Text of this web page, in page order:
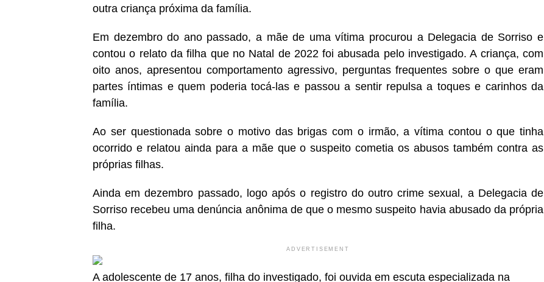
outra criança próxima da família.
Em dezembro do ano passado, a mãe de uma vítima procurou a Delegacia de Sorriso e
contou o relato da filha que no Natal de 2022 foi abusada pelo investigado. A criança, com
oito anos, apresentou comportamento agressivo, perguntas frequentes sobre o que eram
partes íntimas e quem poderia tocá-las e passou a sentir repulsa a toques e carinhos da
família.
Ao ser questionada sobre o motivo das brigas com o irmão, a vítima contou o que tinha
ocorrido e relatou ainda para a mãe que o suspeito cometia os abusos também contra as
próprias filhas.
Ainda em dezembro passado, logo após o registro do outro crime sexual, a Delegacia de
Sorriso recebeu uma denúncia anônima de que o mesmo suspeito havia abusado da própria
filha.
ADVERTISEMENT
A adolescente de 17 anos, filha do investigado, foi ouvida em escuta especializada na